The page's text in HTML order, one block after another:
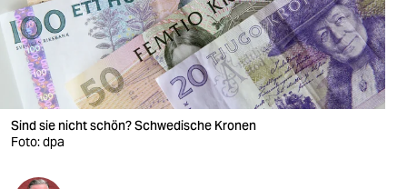
nord
wahrheit
verlag
verlag
veranstaltungen
Sind sie nicht schön? Schwedische Kronen
Foto: dpa